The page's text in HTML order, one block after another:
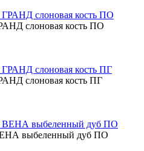
слоновая кость ПО
слоновая кость ПГ
выбеленный дуб ПО